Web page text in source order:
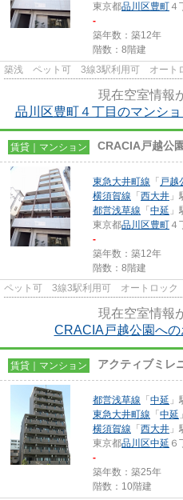
東京都品川区豊町 ４
-
築年数：築12年
階数：8階建
築浅 ペット可 3線3駅利用可 オート
現在空室情報
品川区豊町４丁目のマンシ
賃貸｜マンション CRACIA戸越公園
東急大井町線 「 戸越
横須賀線 「 西大井
都営浅草線 「 中延
東京都品川区豊町 ４
-
築年数：築12年
階数：8階建
ペット可 3線3駅利用可 オートロッ
現在空室情報
CRACIA戸越公園へ
賃貸｜マンション アクティブミレ
都営浅草線 「 中延
東急大井町線 「 中延
横須賀線 「 西大井
東京都品川区中延 ６
-
築年数：築25年
階数：10階建